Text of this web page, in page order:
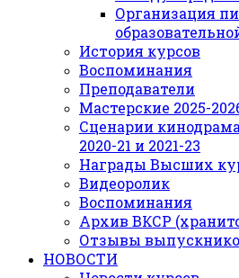
Организация
История курсов
Воспоминания
Преподаватели
Мастерские 2025-
Сценарии
2020-21 и 2021-23
Награды Высших
Видеоролик
Воспоминания
Архив ВКСР
Отзывы
НОВОСТИ